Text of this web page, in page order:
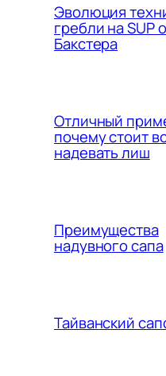
Эволюция
гребли на SUP
Бакстера
Отличный
почему стоит
надевать лиш
Преимущества
надувного сапа
Тайванский